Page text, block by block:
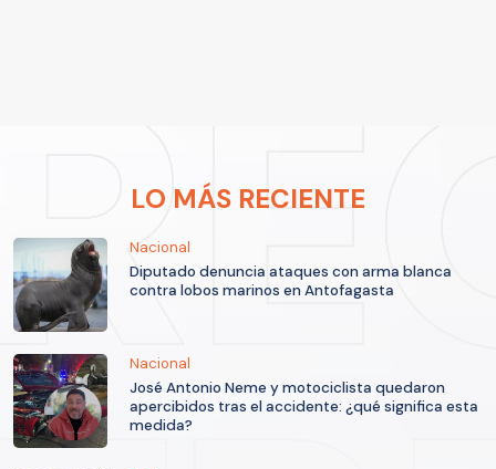
LO MÁS RECIENTE
Nacional
Diputado denuncia ataques con arma blanca
contra lobos marinos en Antofagasta
Nacional
José Antonio Neme y motociclista quedaron
apercibidos tras el accidente: ¿qué significa esta
medida?